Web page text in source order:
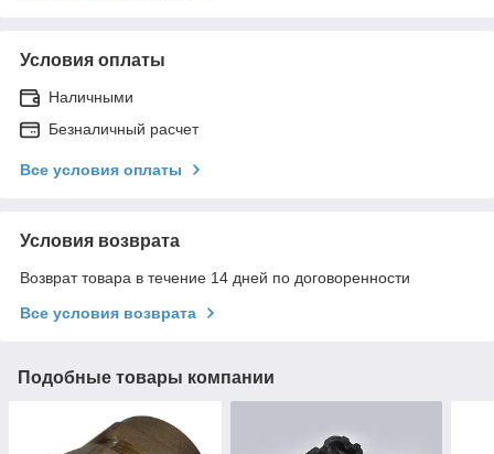
Условия оплаты
Наличными
Безналичный расчет
Все условия оплаты
Условия возврата
Возврат товара в течение 14 дней по договоренности
Все условия возврата
Подобные товары компании